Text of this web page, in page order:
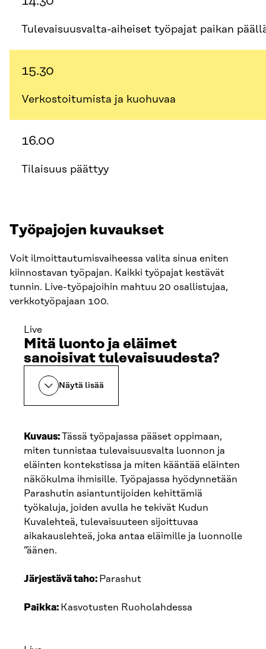
Tulevaisuusvalta-aiheiset työpajat paikan
15.30
Verkostoitumista ja kuohuvaa
16.00
Tilaisuus päättyy
Työpajojen kuvaukset
Voit ilmoittautumisvaiheessa valita sinua eniten
kiinnostavan työpajan. Kaikki työpajat kestävät
tunnin. Live-työpajoihin mahtuu 20 osallistujaa,
verkkotyöpajaan 100.
Live
Mitä luonto ja eläimet
sanoisivat tulevaisuudesta?
Näytä lisää
Kuvaus:Tässä työpajassa pääset oppimaan,
miten tunnistaa tulevaisuusvalta luonnon ja
eläinten kontekstissa ja miten kääntää eläinten
näkökulma ihmisille. Työpajassa hyödynnetään
Parashutin asiantuntijoiden kehittämiä
työkaluja, joiden avulla he tekivät Kudun
Kuvalehteä, tulevaisuuteen sijoittuvaa
aikakauslehteä, joka antaa eläimille ja luonnolle
”äänen.
Järjestävä taho: Parashut
Paikka: Kasvotusten Ruoholahdessa